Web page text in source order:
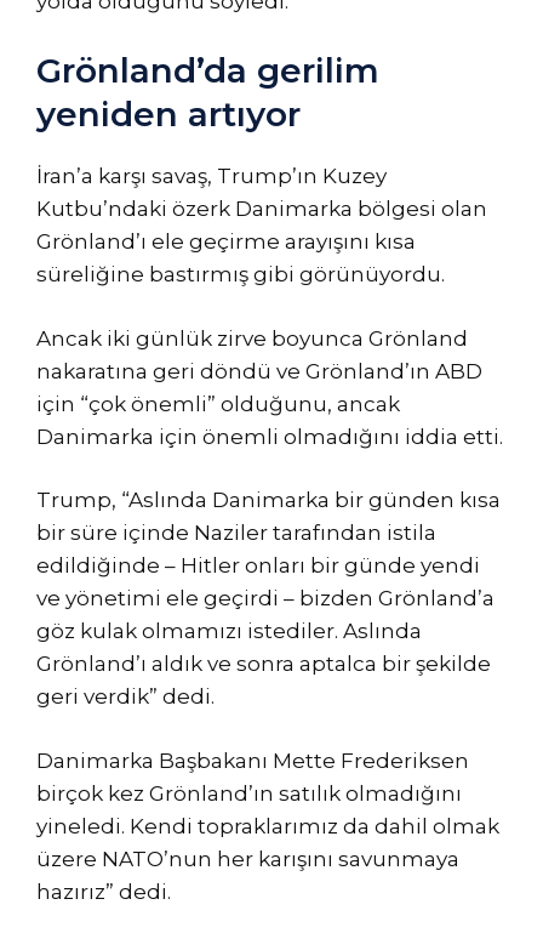
Grönland’da gerilim
yeniden artıyor
İran’a karşı savaş, Trump’ın Kuzey
Kutbu’ndaki özerk Danimarka bölgesi olan
Grönland’ı ele geçirme arayışını kısa
süreliğine bastırmış gibi görünüyordu.
Ancak iki günlük zirve boyunca Grönland
nakaratına geri döndü ve Grönland’ın ABD
için “çok önemli” olduğunu, ancak
Danimarka için önemli olmadığını iddia etti.
Trump, “Aslında Danimarka bir günden kısa
bir süre içinde Naziler tarafından istila
edildiğinde – Hitler onları bir günde yendi
ve yönetimi ele geçirdi – bizden Grönland’a
göz kulak olmamızı istediler. Aslında
Grönland’ı aldık ve sonra aptalca bir şekilde
geri verdik” dedi.
Danimarka Başbakanı Mette Frederiksen
birçok kez Grönland’ın satılık olmadığını
yineledi. Kendi topraklarımız da dahil olmak
üzere NATO’nun her karışını savunmaya
hazırız” dedi.